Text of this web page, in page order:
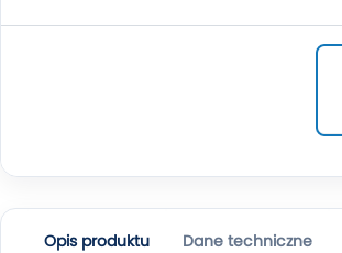
Opis produktu Dane techniczne